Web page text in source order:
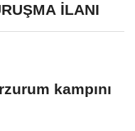
İLANI
kampını